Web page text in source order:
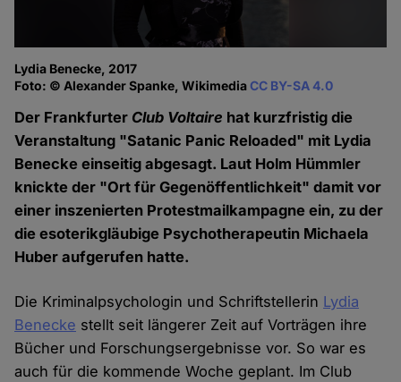
Lydia Benecke, 2017
Foto: © Alexander Spanke, WikimediaCC BY-SA 4.0
Der Frankfurter Club Voltaire hat kurzfristig die
Veranstaltung "Satanic Panic Reloaded" mit Lydia
Benecke einseitig abgesagt. Laut Holm Hümmler
knickte der "Ort für Gegenöffentlichkeit" damit vor
einer inszenierten Protestmailkampagne ein, zu der
die esoterikgläubige Psychotherapeutin Michaela
Huber aufgerufen hatte.
Die Kriminalpsychologin und Schriftstellerin Lydia
Benecke stellt seit längerer Zeit auf Vorträgen ihre
Bücher und Forschungsergebnisse vor. So war es
auch für die kommende Woche geplant. Im Club